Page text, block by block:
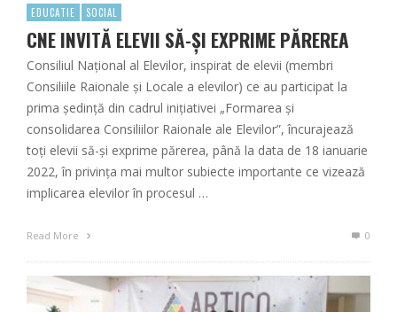
EDUCATIE SOCIAL
CNE INVITĂ ELEVII SĂ-ȘI EXPRIME PĂREREA
Consiliul Național al Elevilor, inspirat de elevii (membri
Consiliile Raionale și Locale a elevilor) ce au participat la
prima ședință din cadrul inițiativei „Formarea și
consolidarea Consiliilor Raionale ale Elevilor”, încurajează
toți elevii să-și exprime părerea, până la data de 18 ianuarie
2022, în privința mai multor subiecte importante ce vizează
implicarea elevilor în procesul …
Read More 0